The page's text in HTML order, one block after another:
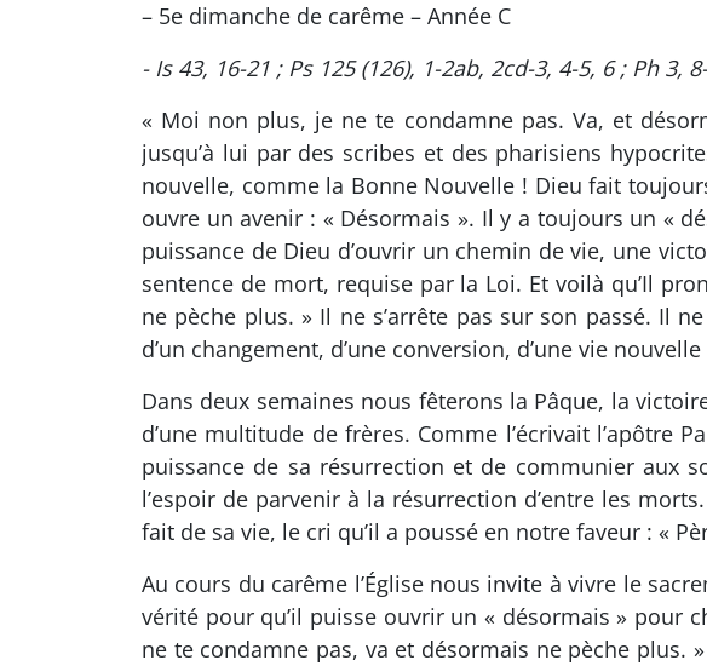
– 5e dimanche de carême – Année C
- Is 43, 16-21 ; Ps 125 (126), 1-2ab, 2cd-3, 4-5, 6 ; Ph 3,
« Moi non plus, je ne te condamne pas. Va, et
jusqu’à lui par des scribes et des pharisiens
nouvelle, comme la Bonne Nouvelle ! Dieu fait
ouvre un avenir : « Désormais ». Il y a toujours un «
puissance de Dieu d’ouvrir un chemin de vie, une
sentence de mort, requise par la Loi. Et voilà qu’Il
ne pèche plus. » Il ne s’arrête pas sur son passé. Il
d’un changement, d’une conversion, d’une vie
Dans deux semaines nous fêterons la Pâque, la
d’une multitude de frères. Comme l’écrivait l’apôtre
puissance de sa résurrection et de communier aux
l’espoir de parvenir à la résurrection d’entre les
fait de sa vie, le cri qu’il a poussé en notre faveur : «
Au cours du carême l’Église nous invite à vivre le
vérité pour qu’il puisse ouvrir un « désormais » pour
ne te condamne pas, va et désormais ne pèche plus.